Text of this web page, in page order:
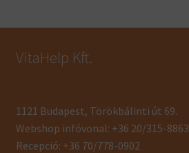
VitaHelp Kft.
1121 Budapest, Törökbálinti út 69.
Webshop infóvonal: +36 20/315-8863
Recepció: +36 70/778-0902